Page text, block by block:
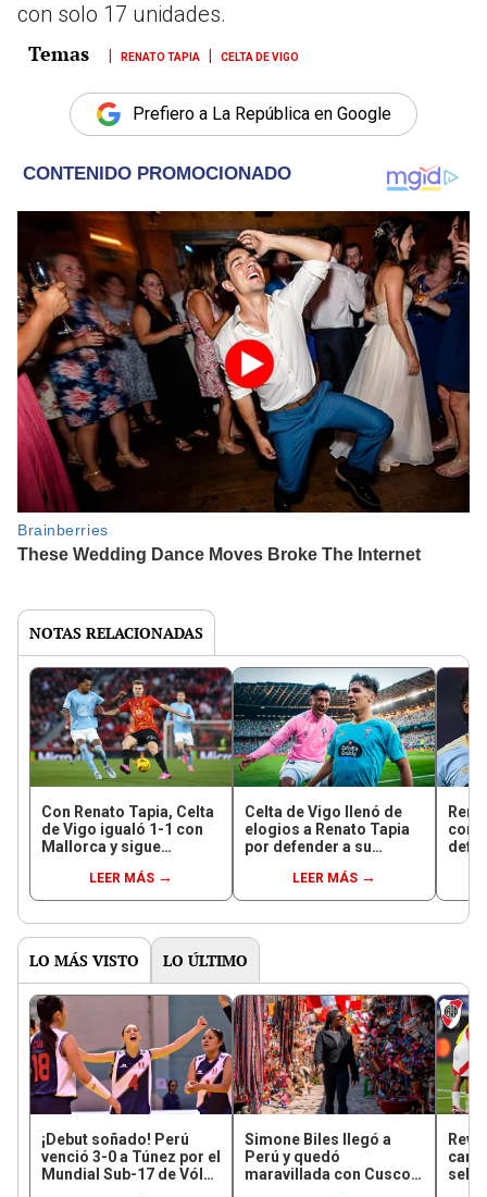
con solo 17 unidades.
RENATO TAPIA CELTA DE VIGO
Prefiero a La República en Google
NOTAS RELACIONADAS
Con Renato Tapia, Celta
de Vigo igualó 1-1 con
Mallorca y sigue
descensoLEER MÁS
Celta de Vigo llenó de
elogios a Renato Tapia
por defender a su
españolLEER MÁS
LO MÁS VISTO LO ÚLTIMO
¡Debut soñado! Perú
venció 3-0 a Túnez por el
Mundial Sub-17 de Vóley
Simone Biles llegó a
Perú y quedó
maravillada con Cusco: